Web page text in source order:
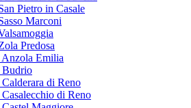
Pietro in Casale
Marconi
Predosa
Emilia
Budrio
di Reno
di Reno